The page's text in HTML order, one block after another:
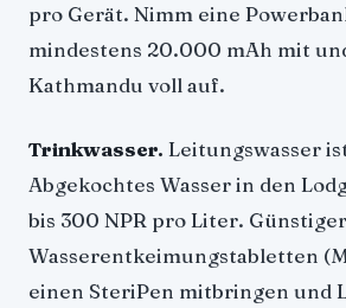
pro Gerät. Nimm eine
mindestens 20.000 mAh mit
Kathmandu voll auf.
Trinkwasser. Leitungswasser
Abgekochtes Wasser in den
bis 300 NPR pro Liter.
Wasserentkeimungstabletten
einen SteriPen mitbringen und